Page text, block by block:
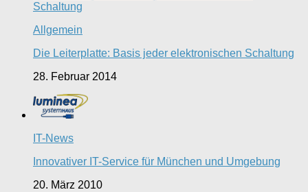
Allgemein
Die Leiterplatte: Basis jeder elektronischen Schaltung
28. Februar 2014
IT-News
Innovativer IT-Service für München und Umgebung
20. März 2010